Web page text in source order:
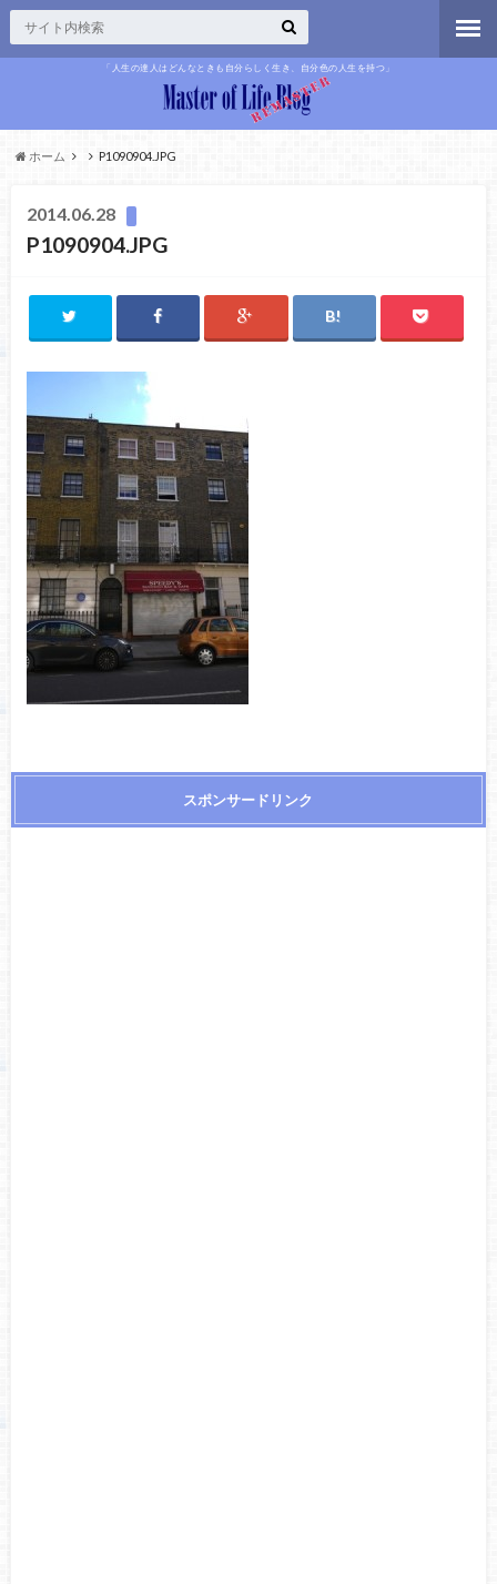
「人生の達人はどんなときも自分らしく生き、自分色の人生を持つ」
ホーム P1090904.JPG
2014.06.28
P1090904.JPG
スポンサードリンク